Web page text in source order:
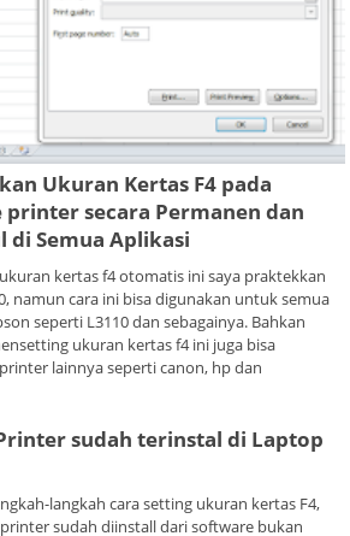
Ukuran Kertas F4 pada
secara Permanen dan
di Semua Aplikasi
kertas f4 otomatis ini saya praktekkan
namun cara ini bisa digunakan untuk semua
seperti L3110 dan sebagainya. Bahkan
ukuran kertas f4 ini juga bisa
lainnya seperti canon, hp dan
sudah terinstal di Laptop
langkah cara setting ukuran kertas F4,
sudah diinstall dari software bukan